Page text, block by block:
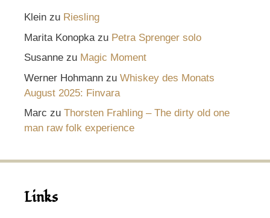
Klein zu Riesling
Marita Konopka zu Petra Sprenger solo
Susanne zu Magic Moment
Werner Hohmann zu Whiskey des Monats
August 2025: Finvara
Marc zu Thorsten Frahling – The dirty old one
man raw folk experience
Links